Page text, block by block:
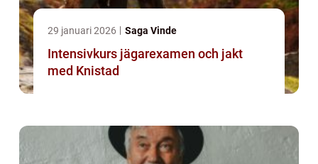
29 januari 2026 Saga Vinde
Intensivkurs jägarexamen och jakt
med Knistad